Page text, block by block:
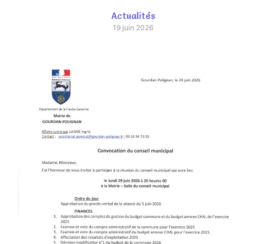
Actualités
19 juin 2026